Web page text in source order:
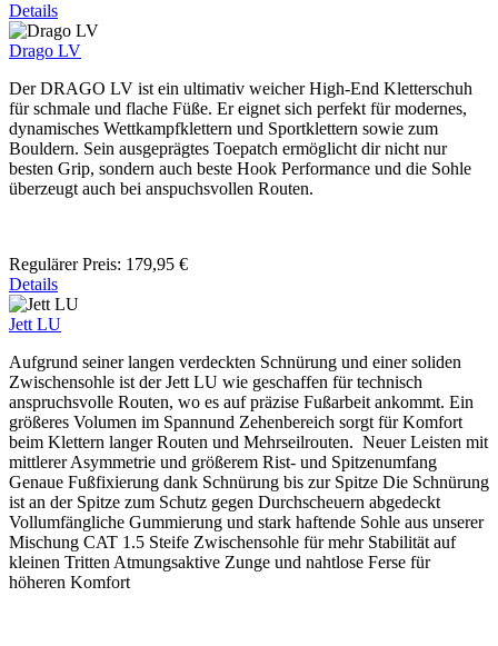
Details
Drago LV
Der DRAGO LV ist ein ultimativ weicher High-End Kletterschuh
für schmale und flache Füße. Er eignet sich perfekt für modernes,
dynamisches Wettkampfklettern und Sportklettern sowie zum
Bouldern. Sein ausgeprägtes Toepatch ermöglicht dir nicht nur
besten Grip, sondern auch beste Hook Performance und die Sohle
überzeugt auch bei anspuchsvollen Routen.
Regulärer Preis: 179,95 €
Details
Jett LU
Aufgrund seiner langen verdeckten Schnürung und einer soliden
Zwischensohle ist der Jett LU wie geschaffen für technisch
anspruchsvolle Routen, wo es auf präzise Fußarbeit ankommt. Ein
größeres Volumen im Spannund Zehenbereich sorgt für Komfort
beim Klettern langer Routen und Mehrseilrouten. Neuer Leisten mit
mittlerer Asymmetrie und größerem Rist- und Spitzenumfang
Genaue Fußfixierung dank Schnürung bis zur Spitze Die Schnürung
ist an der Spitze zum Schutz gegen Durchscheuern abgedeckt
Vollumfängliche Gummierung und stark haftende Sohle aus unserer
Mischung CAT 1.5 Steife Zwischensohle für mehr Stabilität auf
kleinen Tritten Atmungsaktive Zunge und nahtlose Ferse für
höheren Komfort